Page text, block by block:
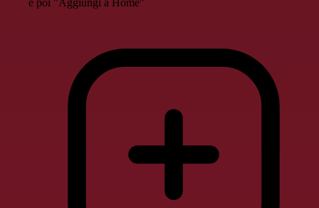
e poi "Aggiungi a Home"